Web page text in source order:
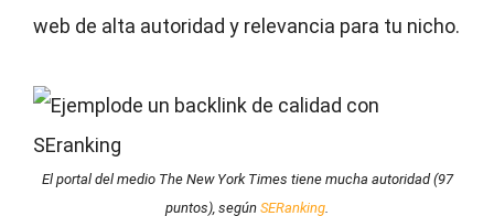
web de alta autoridad y relevancia para tu nicho.
El portal del medio The New York Times tiene mucha autoridad (97
puntos), según SERanking